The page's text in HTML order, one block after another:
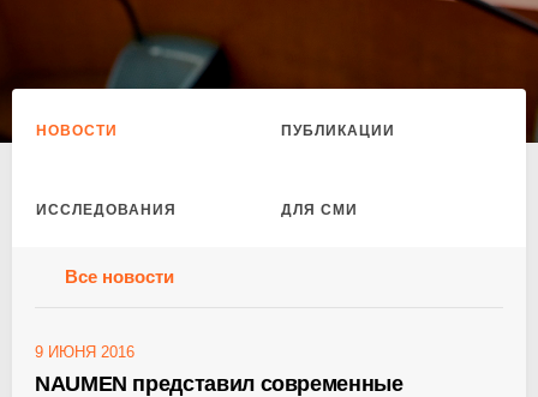
НОВОСТИ ПУБЛИКАЦИИ
ИССЛЕДОВАНИЯ ДЛЯ СМИ
Все новости
9 ИЮНЯ 2016
NAUMEN представил современные